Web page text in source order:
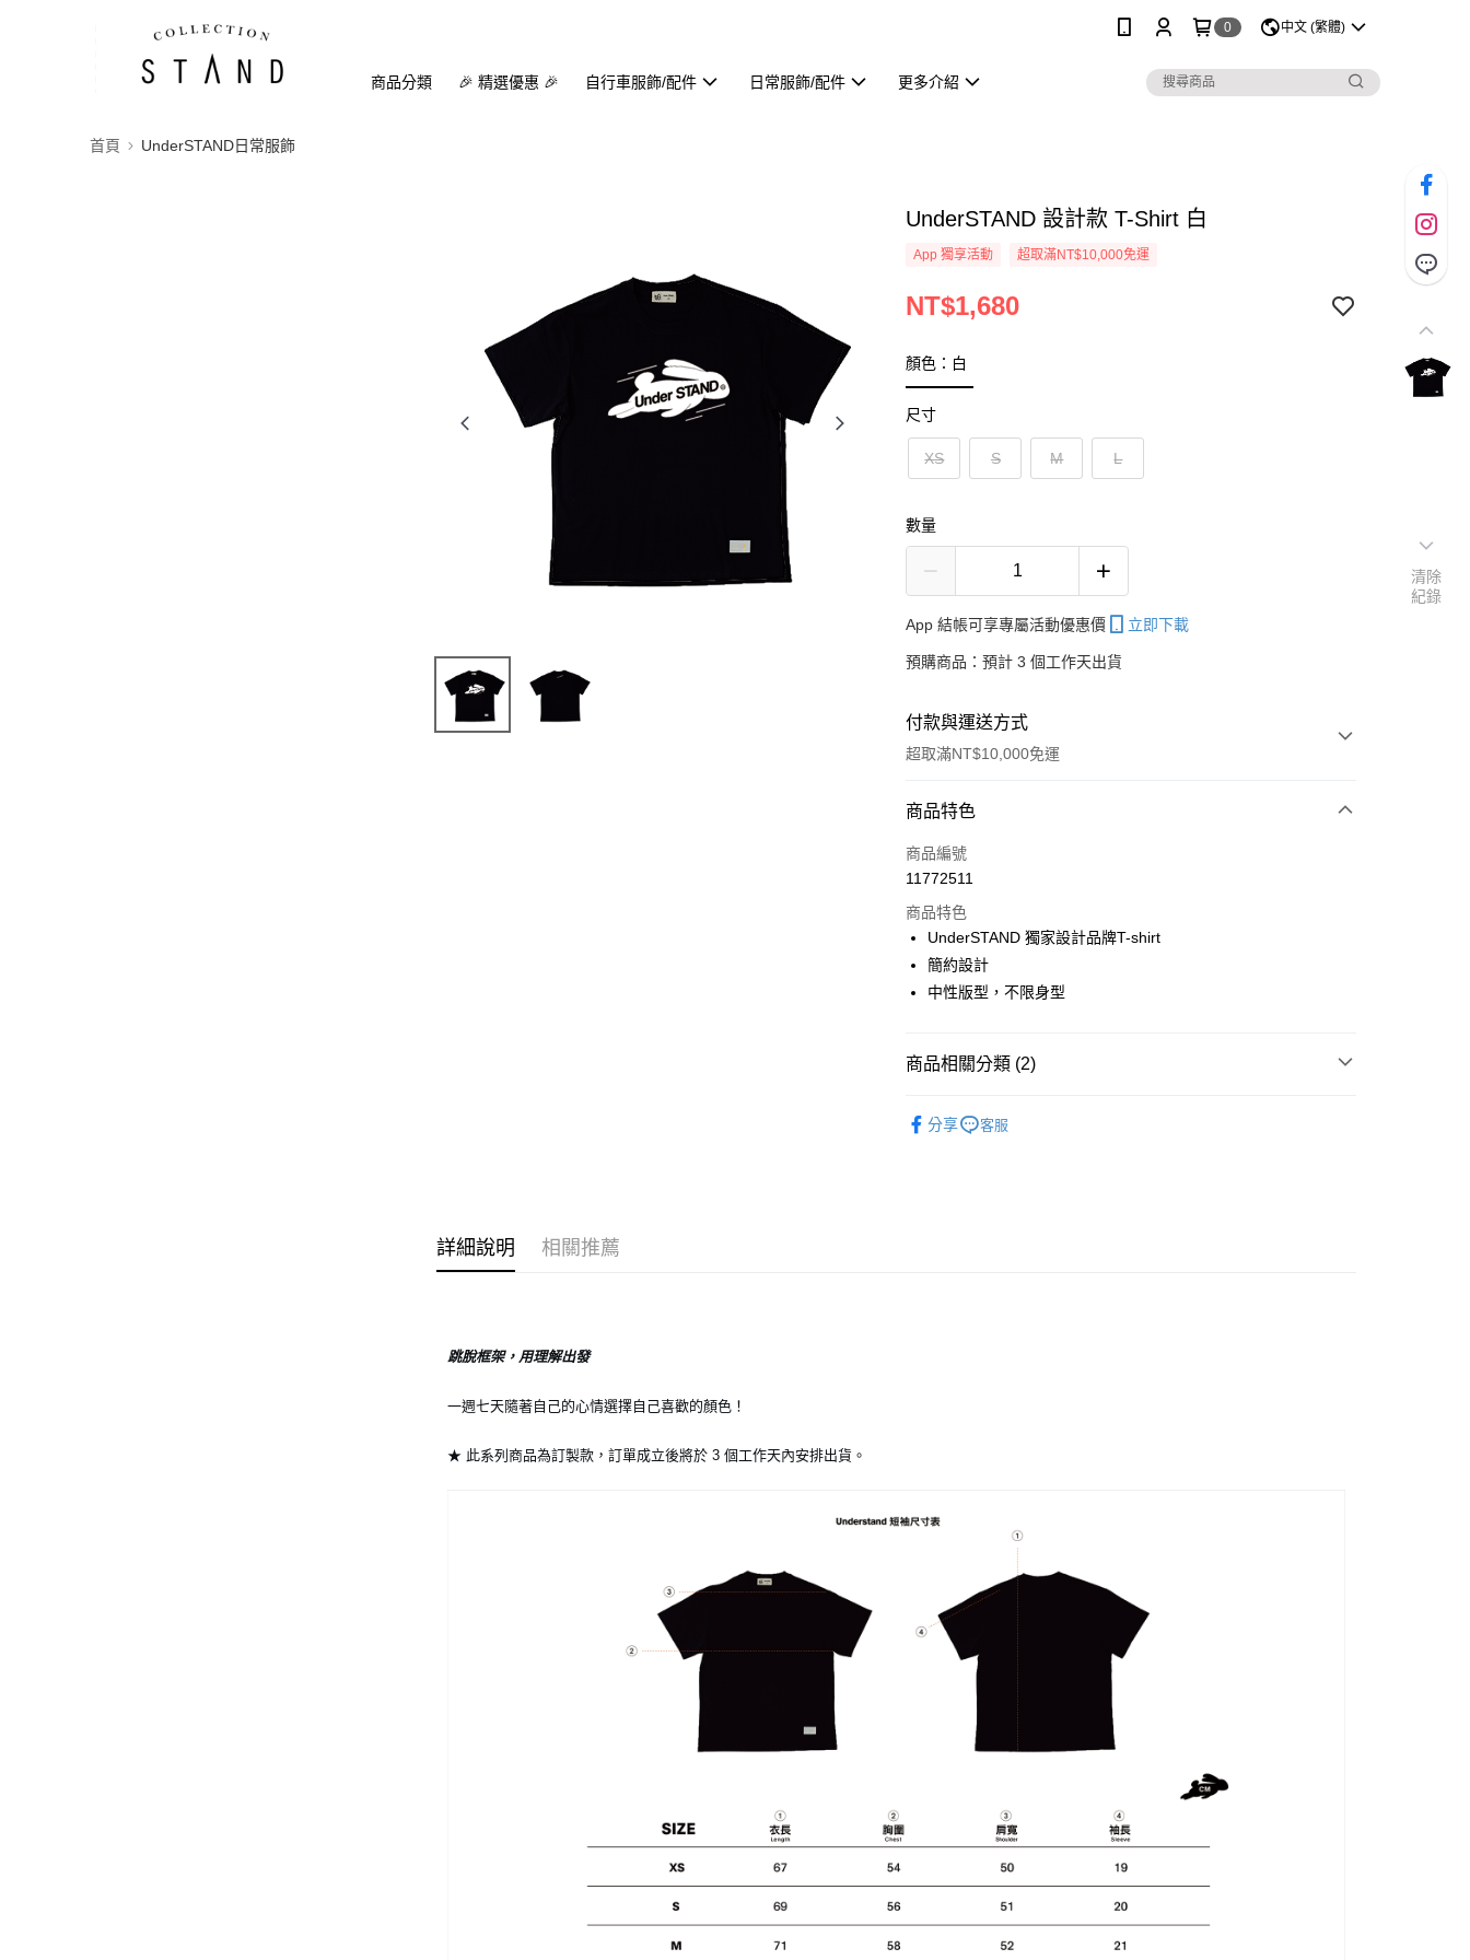
0 中文 (繁體)
商品分類 🎉 精選優惠 🎉 自行車服飾/配件 日常服飾/配件 更多介紹
首頁 UnderSTAND日常服飾
UnderSTAND 設計款 T-Shirt 白
App 獨享活動 超取滿NT$10,000免運
NT$1,680
顏色：白
尺寸
XS S M L
數量
App 結帳可享專屬活動優惠價 立即下載
預購商品：預計 3 個工作天出貨
付款與運送方式
超取滿NT$10,000免運
付款方式
信用卡一次付款
LINE Pay
Apple Pay
全家店到店
商品特色
商品編號
11772511
商品特色
UnderSTAND 獨家設計品牌T-shirt
簡約設計
中性版型，不限身型
商品相關分類 (2)
分享 客服
詳細說明 相關推薦
跳脫框架，用理解出發
一週七天隨著自己的心情選擇自己喜歡的顏色！
★ 此系列商品為訂製款，訂單成立後將於 3 個工作天內安排出貨。
清除
紀錄